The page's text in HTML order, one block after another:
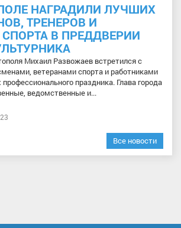
НАГРАДИЛИ ЛУЧШИХ
ТРЕНЕРОВ И
СПОРТА В ПРЕДДВЕРИИ
Михаил Развожаев встретился с
ветеранами спорта и работниками
праздника. Глава города
ведомственные и...
Все новости